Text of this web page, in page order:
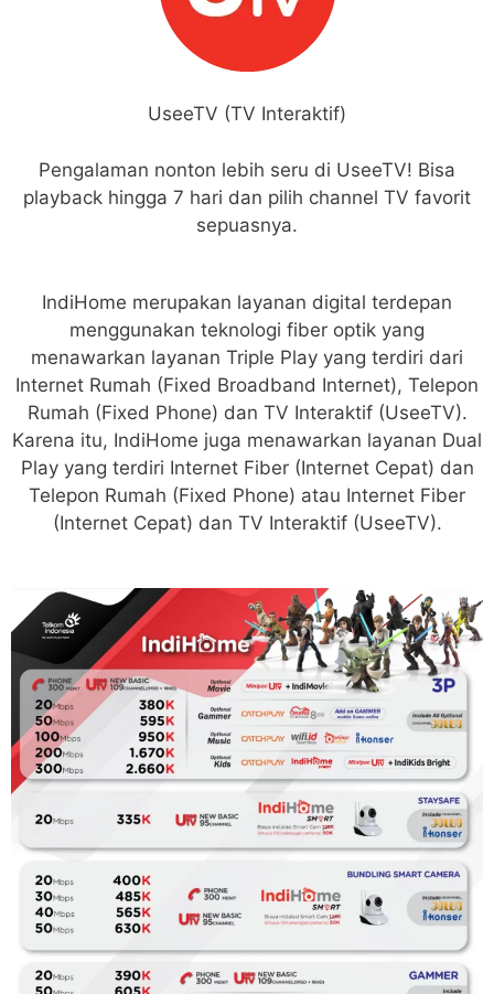
UseeTV (TV Interaktif)
Pengalaman nonton lebih seru di UseeTV! Bisa
playback hingga 7 hari dan pilih channel TV favorit
sepuasnya.
IndiHome merupakan layanan digital terdepan
menggunakan teknologi fiber optik yang
menawarkan layanan Triple Play yang terdiri dari
Internet Rumah (Fixed Broadband Internet), Telepon
Rumah (Fixed Phone) dan TV Interaktif (UseeTV).
Karena itu, IndiHome juga menawarkan layanan Dual
Play yang terdiri Internet Fiber (Internet Cepat) dan
Telepon Rumah (Fixed Phone) atau Internet Fiber
(Internet Cepat) dan TV Interaktif (UseeTV).